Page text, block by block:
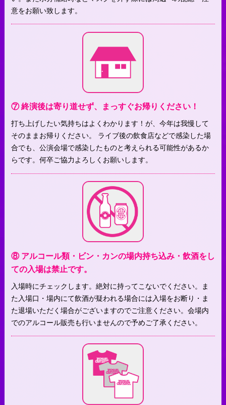
意をお願い致します。
⑦ 終演後は寄り道せず、まっすぐお帰りください！
打ち上げしたい気持ちはよくわかります！が、今年は我慢して
そのままお帰りください。 ライブ後の飲食店などで感染した場
合でも、公演会場で感染したものと考えられる可能性があるか
らです。何卒ご協力よろしくお願いします。
⑧ アルコール類・ビン・カンの場内持ち込み・飲酒をし
ての入場は禁止です。
入場時にチェックします。絶対に持ってこないでください。ま
た入場口・場内にて飲酒が疑われる場合には入場をお断り・ま
た退場いただく場合がございますのでご注意ください。会場内
でのアルコール販売も行いませんので予めご了承ください。